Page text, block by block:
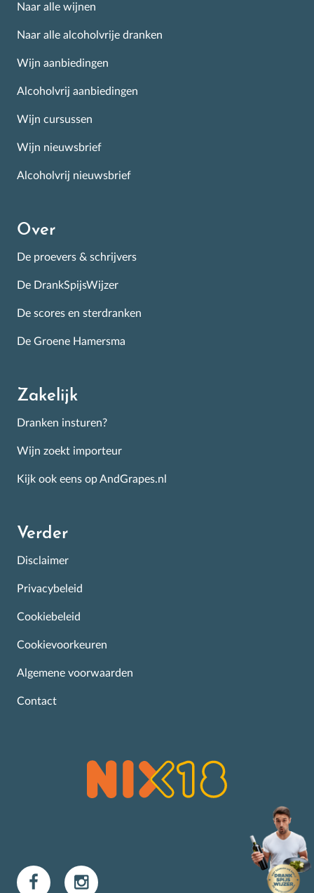
Naar alle wijnen
Naar alle alcoholvrije dranken
Wijn aanbiedingen
Alcoholvrij aanbiedingen
Wijn cursussen
Wijn nieuwsbrief
Alcoholvrij nieuwsbrief
Over
De proevers & schrijvers
De DrankSpijsWijzer
De scores en sterdranken
De Groene Hamersma
Zakelijk
Dranken insturen?
Wijn zoekt importeur
Kijk ook eens op AndGrapes.nl
Verder
Disclaimer
Privacybeleid
Cookiebeleid
Cookievoorkeuren
Algemene voorwaarden
Contact